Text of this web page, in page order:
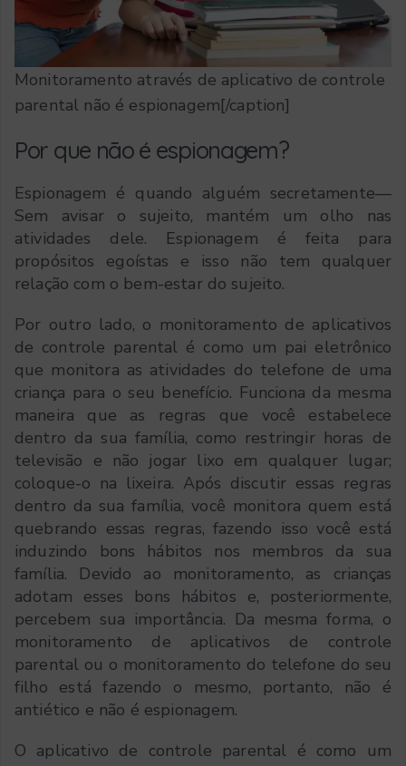
Monitoramento através de aplicativo de controle
parental não é espionagem[/caption]
Por que não é espionagem?
Espionagem é quando alguém secretamente—
Sem avisar o sujeito, mantém um olho nas
atividades dele. Espionagem é feita para
propósitos egoístas e isso não tem qualquer
relação com o bem-estar do sujeito.
Por outro lado, o monitoramento de aplicativos
de controle parental é como um pai eletrônico
que monitora as atividades do telefone de uma
criança para o seu benefício. Funciona da mesma
maneira que as regras que você estabelece
dentro da sua família, como restringir horas de
televisão e não jogar lixo em qualquer lugar;
coloque-o na lixeira. Após discutir essas regras
dentro da sua família, você monitora quem está
quebrando essas regras, fazendo isso você está
induzindo bons hábitos nos membros da sua
família. Devido ao monitoramento, as crianças
adotam esses bons hábitos e, posteriormente,
percebem sua importância. Da mesma forma, o
monitoramento de aplicativos de controle
parental ou o monitoramento do telefone do seu
filho está fazendo o mesmo, portanto, não é
antiético e não é espionagem.
O aplicativo de controle parental é como um